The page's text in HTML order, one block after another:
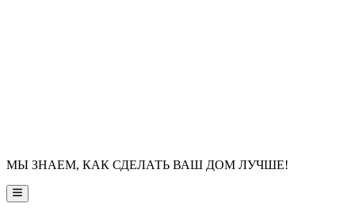
МЫ ЗНАЕМ, КАК СДЕЛАТЬ ВАШ ДОМ ЛУЧШЕ!
Главное
меню